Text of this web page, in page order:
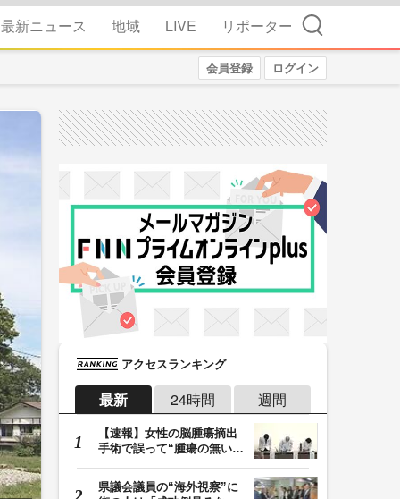
最新ニュース 地域 LIVE リポーター 検索
会員登録 ログイン
アクセスランキング
最新 24時間 週間
【速報】女性の脳腫瘍摘出
手術で誤って“腫瘍の無い部
県議会議員の“海外視察”に